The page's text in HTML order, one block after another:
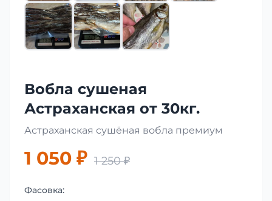
Вобла сушеная
Астраханская от 30кг.
Астраханская сушёная вобла премиум
1 050 ₽ 1 250 ₽
Фасовка: